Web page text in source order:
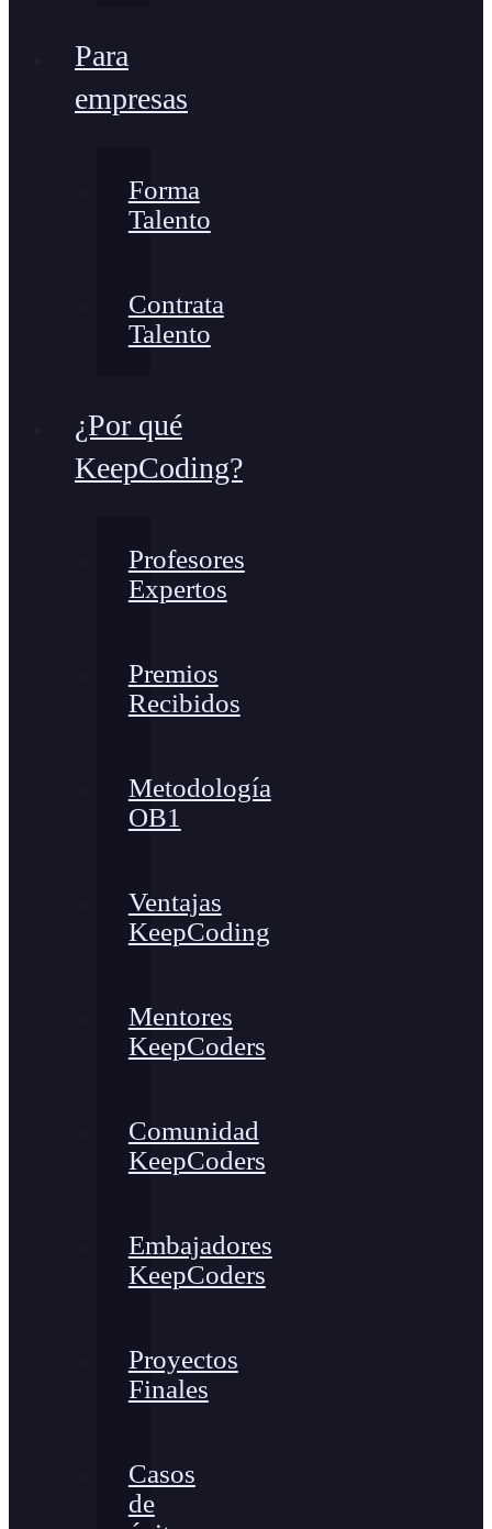
Para
empresas
Forma
Talento
Contrata
Talento
¿Por qué
KeepCoding?
Profesores
Expertos
Premios
Recibidos
Metodología
OB1
Ventajas
KeepCoding
Mentores
KeepCoders
Comunidad
KeepCoders
Embajadores
KeepCoders
Proyectos
Finales
Casos
de